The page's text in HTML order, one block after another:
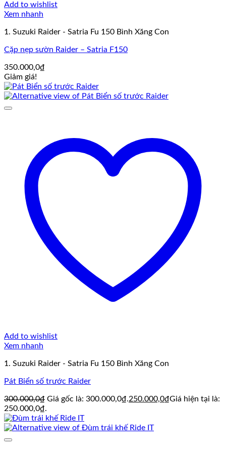
Add to wishlist
Xem nhanh
1. Suzuki Raider - Satria Fu 150 Bình Xăng Con
Cặp nẹp sườn Raider – Satria F150
350.000,0₫
Giảm giá!
Add to wishlist
Xem nhanh
1. Suzuki Raider - Satria Fu 150 Bình Xăng Con
Pát Biển số trước Raider
300.000,0₫ Giá gốc là: 300.000,0₫.250.000,0₫Giá hiện tại là:
250.000,0₫.